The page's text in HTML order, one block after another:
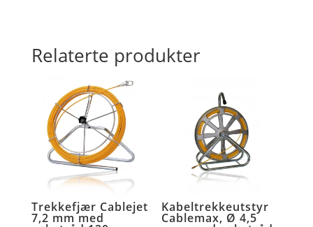
Relaterte produkter
Trekkefjær Cablejet
7,2 mm med
Kabeltrekkeutstyr
Cablemax, Ø 4,5